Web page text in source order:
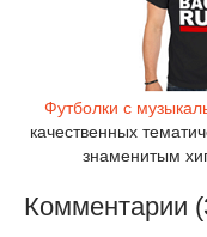
Футболки с
качественных
знаменитым
Комментарии